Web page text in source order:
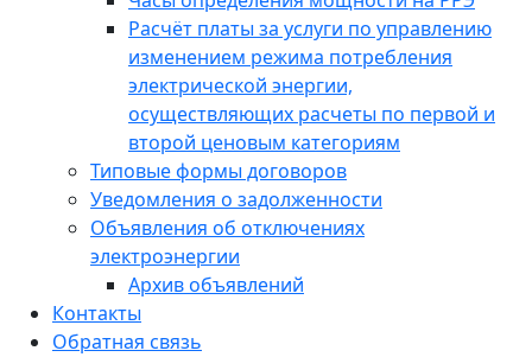
Расчёт платы за услуги по управлению
изменением режима потребления
электрической энергии,
осуществляющих расчеты по первой и
второй ценовым категориям
Типовые формы договоров
Уведомления о задолженности
Объявления об отключениях
электроэнергии
Архив объявлений
Контакты
Обратная связь